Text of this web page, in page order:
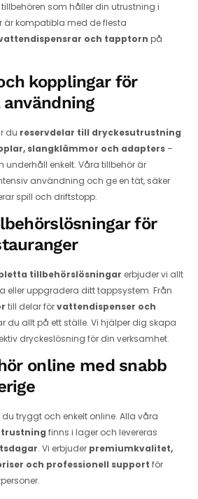
som håller din utrustning i
är kompatibla med de flesta
och tapptorn på
kopplingar för
du reservdelar till dryckesutrustning
slangklämmor och adapters –
enkelt. Våra tillbehör är
användning och ge en tät, säker
spill och driftstopp.
för
tillbehörslösningar erbjuder vi allt
eller uppgradera ditt tappsystem. Från
till delar förvattendispenser och
du allt på ett ställe. Vi hjälper dig skapa
dryckeslösning för din verksamhet.
online med snabb
tryggt och enkelt online. Alla våra
finns i lager och levereras
. Vi erbjuder premiumkvalitet,
och professionell support för